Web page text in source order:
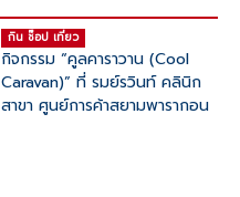
กิน ช๊อป เที่ยว
กิจกรรม “คูลคาราวาน (Cool
Caravan)” ที่ รมย์รวินท์ คลินิก
สาขา ศูนย์การค้าสยามพารากอน